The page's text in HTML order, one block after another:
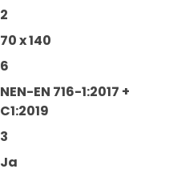
2
70 x 140
6
NEN-EN 716-1:2017 +
C1:2019
3
Ja